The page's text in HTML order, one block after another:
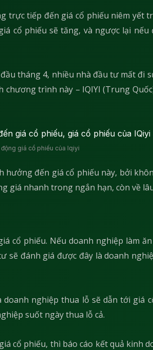
trực tiếp đến giá cổ phiếu niêm yết
cổ phiếu sẽ tăng, và ngược lại
tháng 4, nhiều nhà đầu tư mất đi
trình này – IQIYI (Trung
động giá cổ phiếu của Iqiyi
hưởng đến giá cổ phiếu này, bởi
giá nhanh trong ngắn hạn, còn về
cổ phiếu. Nếu doanh nghiệp làm
sẽ đánh giá được đây là doanh
nghiệp thua lỗ sẽ dẫn tới giá
suốt ngày thua lỗ cả.
cổ phiếu, thì báo cáo kết quả kinh